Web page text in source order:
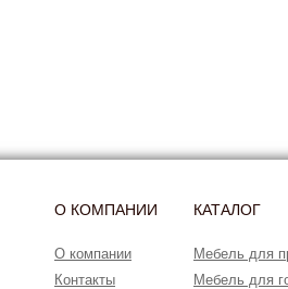
О КОМПАНИИ
О компании
Контакты
КАТАЛОГ
Мебель для
Мебель для